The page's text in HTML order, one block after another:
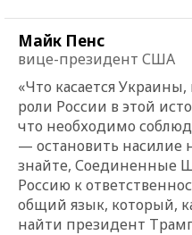
Майк Пенс
вице-президент США
«Что касается
роли России в этой
что необходимо
— остановить насилие
знайте, Соединенные
Россию к
общий язык, который,
найти президент